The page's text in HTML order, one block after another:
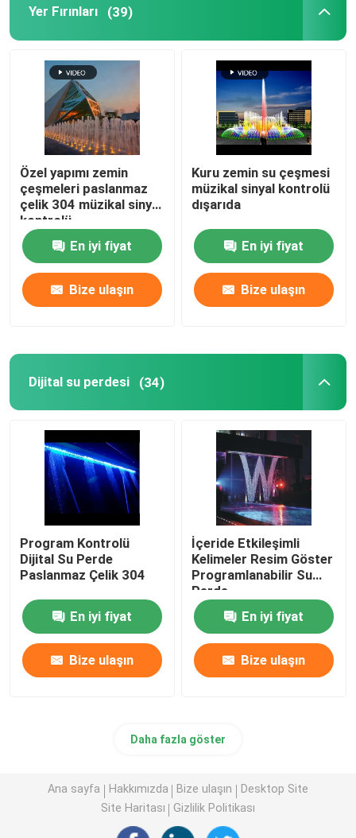
Yer Fırınları (39)
Özel yapımı zemin
çeşmeleri paslanmaz
çelik 304 müzikal sinyal
kontrolü
En iyi fiyat
Bize ulaşın
Kuru zemin su çeşmesi
müzikal sinyal kontrolü
dışarıda
En iyi fiyat
Bize ulaşın
Dijital su perdesi (34)
Program Kontrolü
Dijital Su Perde
Paslanmaz Çelik 304
En iyi fiyat
Bize ulaşın
İçeride Etkileşimli
Kelimeler Resim Göster
Programlanabilir Su
Perde
En iyi fiyat
Bize ulaşın
Daha fazla göster
Ana sayfa Hakkımızda Bize ulaşın
Desktop Site
Site Haritası
Gizlilik Politikası